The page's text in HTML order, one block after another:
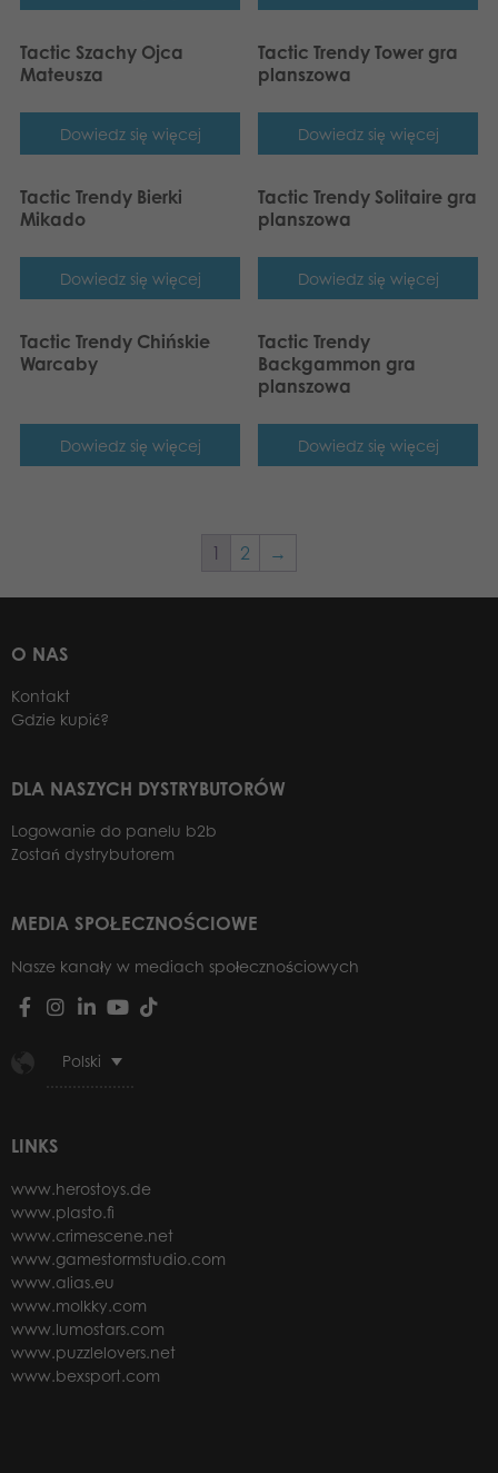
Tactic Szachy Ojca
Mateusza
Dowiedz się więcej
Tactic Trendy Tower gra
planszowa
Dowiedz się więcej
Tactic Trendy Bierki
Mikado
Dowiedz się więcej
Tactic Trendy Solitaire gra
planszowa
Dowiedz się więcej
Tactic Trendy Chińskie
Warcaby
Dowiedz się więcej
Tactic Trendy
Backgammon gra
planszowa
Dowiedz się więcej
1 2 →
O NAS
Kontakt
Gdzie kupić?
DLA NASZYCH DYSTRYBUTORÓW
Logowanie do panelu b2b
Zostań dystrybutorem
MEDIA SPOŁECZNOŚCIOWE
Nasze kanały w mediach społecznościowych
Polski
LINKS
www.herostoys.de
www.plasto.fi
www.crimescene.net
www.gamestormstudio.com
www.alias.eu
www.molkky.com
www.lumostars.com
www.puzzlelovers.net
www.bexsport.com